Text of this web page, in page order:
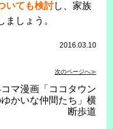
いても検討し、家族
しょう。
2016.03.10
次のページへ≫
マ漫画「ココタウン
かいな仲間たち」横
断歩道